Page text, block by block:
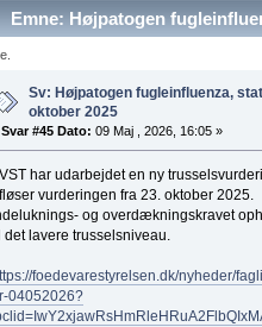
Emne: Højpatogen
Sv: Højpatogen fugleinfluenza,
oktober 2025
Svar #45 Dato: 09 Maj , 2026, 16:05 »
har udarbejdet en ny
vurderingen fra 23. oktober 2025.
og overdækningskravet
det lavere trusselsniveau.
foedevarestyrelsen.dk/nyheder/
04052026?